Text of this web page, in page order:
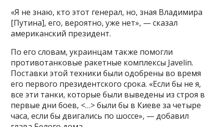
«Я не знаю, кто этот генерал, но, зная Владимира
[Путина], его, вероятно, уже нет», — сказал
американский президент.
По его словам, украинцам также помогли
противотанковые ракетные комплексы Javelin.
Поставки этой техники были одобрены во время
его первого президентского срока. «Если бы не я,
все эти танки, которые были выведены из строя в
первые дни боев, <…> были бы в Киеве за четыре
часа, если бы двигались по шоссе», — добавил